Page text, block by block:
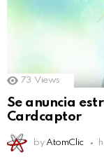
73 Views
Se anuncia
Cardcaptor
by AtomClic